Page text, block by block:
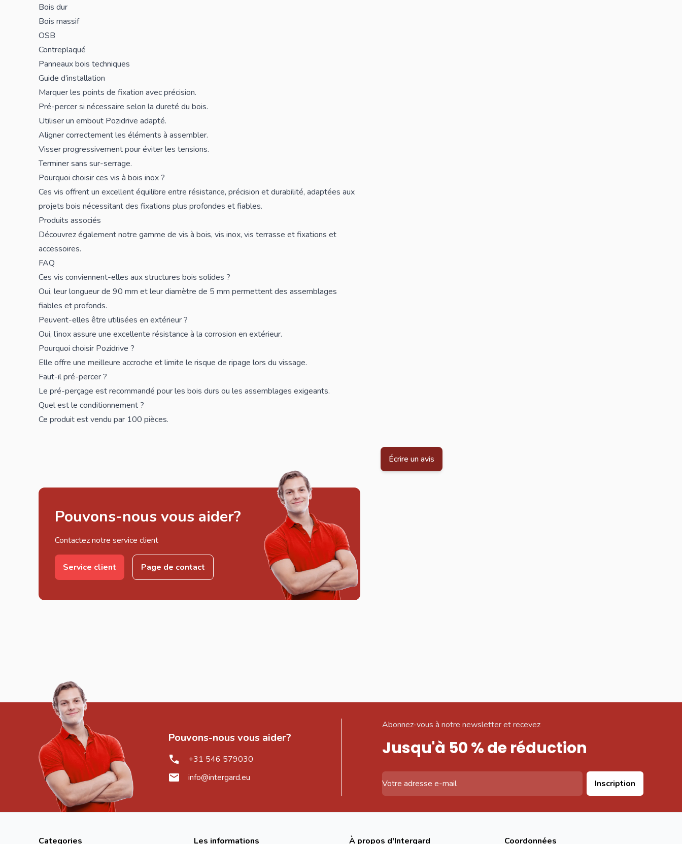
Bois dur
Bois massif
OSB
Contreplaqué
Panneaux bois techniques
Guide d’installation
Marquer les points de fixation avec précision.
Pré-percer si nécessaire selon la dureté du bois.
Utiliser un embout Pozidrive adapté.
Aligner correctement les éléments à assembler.
Visser progressivement pour éviter les tensions.
Terminer sans sur-serrage.
Pourquoi choisir ces vis à bois inox ?
Ces vis offrent un excellent équilibre entre résistance, précision et durabilité, adaptées aux
projets bois nécessitant des fixations plus profondes et fiables.
Produits associés
Découvrez également notre gamme de vis à bois, vis inox, vis terrasse etfixations et
accessoires.
FAQ
Ces vis conviennent-elles aux structures bois solides ?
Oui, leur longueur de 90 mm et leur diamètre de 5 mm permettent des assemblages
fiables et profonds.
Peuvent-elles être utilisées en extérieur ?
Oui, l’inox assure une excellente résistance à la corrosion en extérieur.
Pourquoi choisir Pozidrive ?
Elle offre une meilleure accroche et limite le risque de ripage lors du vissage.
Faut-il pré-percer ?
Le pré-perçage est recommandé pour les bois durs ou les assemblages exigeants.
Quel est le conditionnement ?
Ce produit est vendu par 100 pièces.
Pouvons-nous vous aider?
Contactez notre service client
Service client Page de contact
Écrire un avis
Pouvons-nous vous aider?
+31 546 579030
info@intergard.eu
Abonnez-vous à notre newsletter et recevez
Jusqu'à 50 % de réduction
Inscription
Categories Les informations À propos d'Intergard Coordonnées